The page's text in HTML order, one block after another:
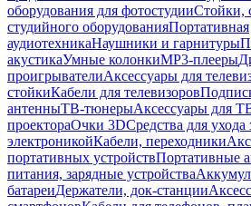
оборудования для фотостудииСтойки,
студийного оборудованияПортативная
аудиотехникаНаушники и гарнитуры
акустикаУмные колонкиMP3-плееры
проигрывателиАксессуары для
стойкиКабели для телевизоров
антенныТВ-тюнерыАксессуары для
проектораОчки 3DСредства для ухода
электроникойКабели, переходники
портативных устройствПортативные
питания, зарядные устройства
батареиДержатели, док-станции